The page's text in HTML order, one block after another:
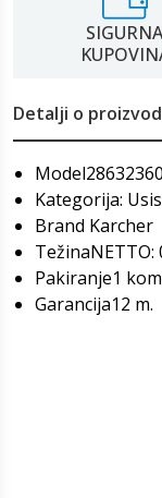
Detalji o
Model28632360
Kategorija:
Brand Karcher
TežinaNETTO:
Pakiranje1
Garancija12 m.